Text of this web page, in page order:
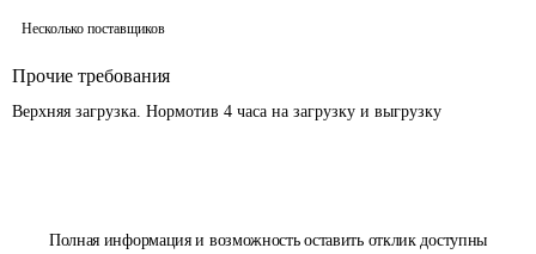
Полная информация и возможность оставить отклик доступны
Несколько поставщиков
Прочие требования
Верхняя загрузка. Нормотив 4 часа на загрузку и выгрузку